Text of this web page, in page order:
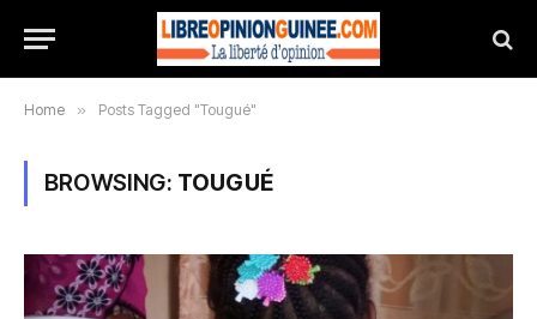
Home » Posts Tagged "Tougué"
BROWSING: TOUGUÉ